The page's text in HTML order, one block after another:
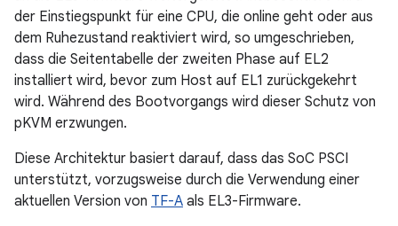
der Einstiegspunkt für eine CPU, die online geht oder aus
dem Ruhezustand reaktiviert wird, so umgeschrieben,
dass die Seitentabelle der zweiten Phase auf EL2
installiert wird, bevor zum Host auf EL1 zurückgekehrt
wird. Während des Bootvorgangs wird dieser Schutz von
pKVM erzwungen.
Diese Architektur basiert darauf, dass das SoC PSCI
unterstützt, vorzugsweise durch die Verwendung einer
aktuellen Version von TF-A als EL3-Firmware.